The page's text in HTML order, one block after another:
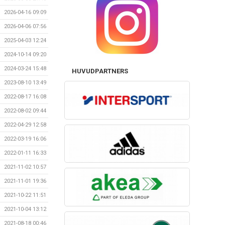
2026-04-16 09:09
2026-04-06 07:56
2025-04-03 12:24
2024-10-14 09:20
2024-03-24 15:48
2023-08-10 13:49
2022-08-17 16:08
2022-08-02 09:44
2022-04-29 12:58
2022-03-19 16:06
2022-01-11 16:33
2021-11-02 10:57
2021-11-01 19:36
2021-10-22 11:51
2021-10-04 13:12
2021-08-18 00:46
HUVUDPARTNERS